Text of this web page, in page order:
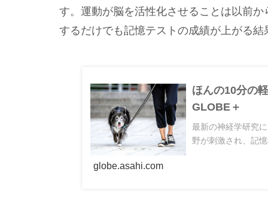
す。運動が脳を活性化させることは以前
するだけでも記憶テストの成績が上がる
ほんの10分の
GLOBE＋
最新の神経学研究
野が刺激され、記
globe.asahi.com